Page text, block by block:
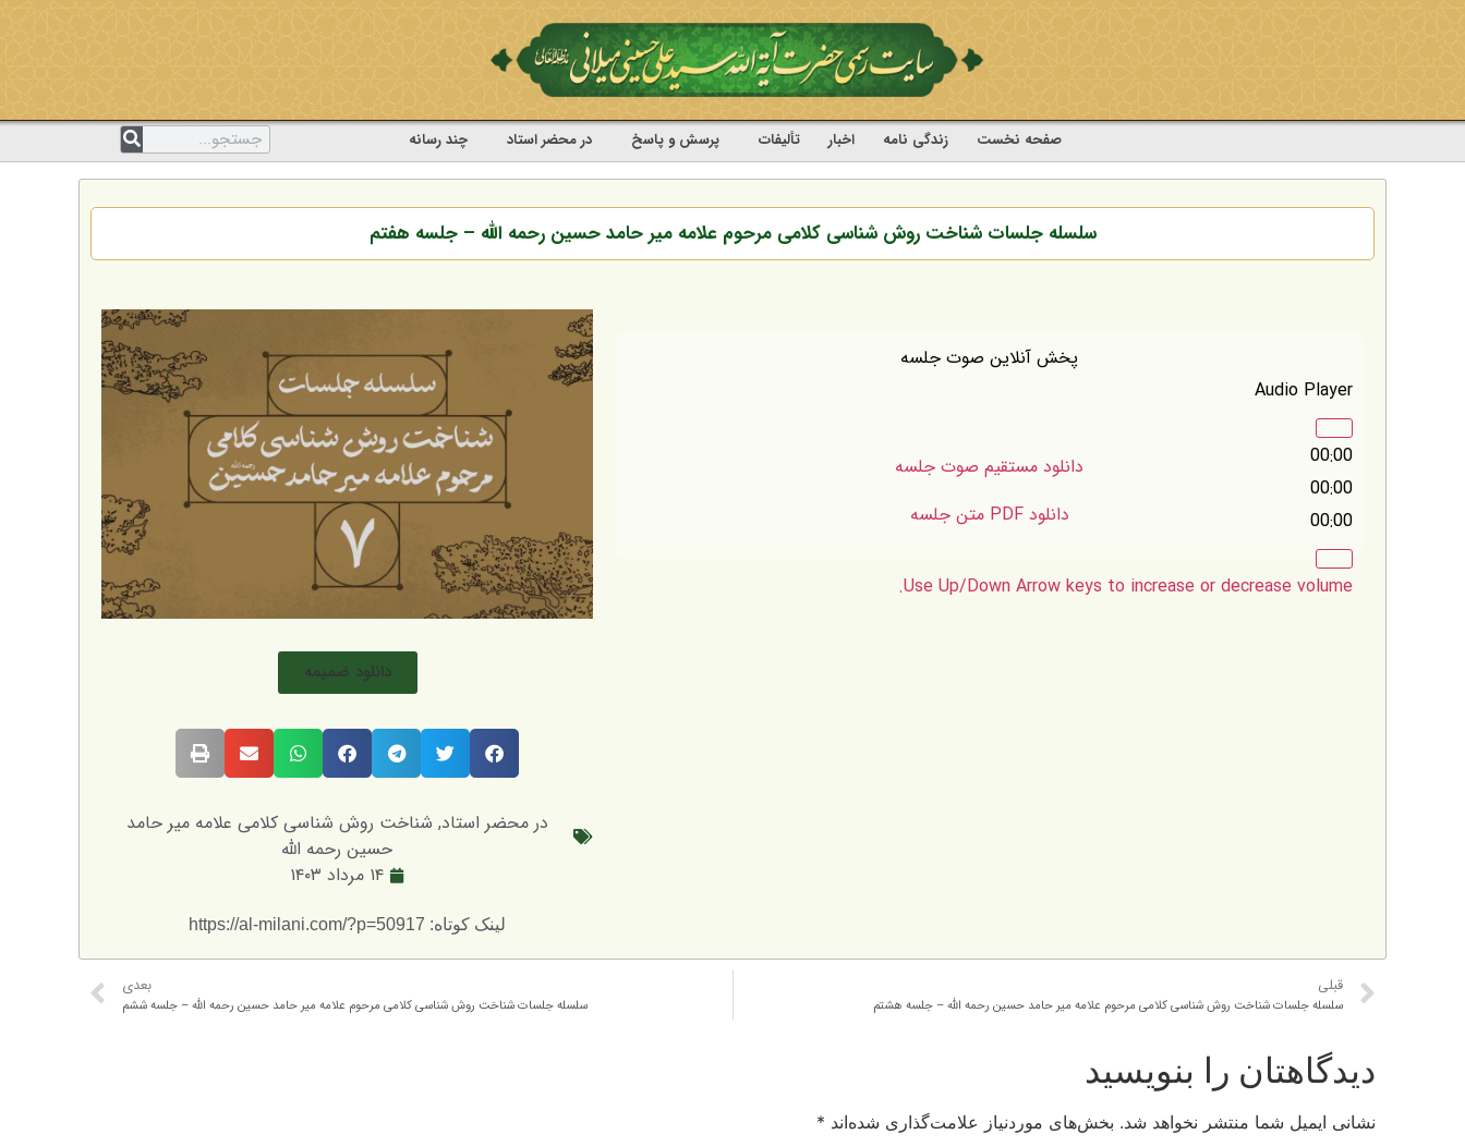
صفحه نخست زندگی نامه اخبار تألیفات پرسش و پاسخ در محضر استاد چند رسانه
سلسله جلسات شناخت روش شناسی کلامی مرحوم علامه میر حامد حسین رحمه الله – جلسه هفتم
پخش آنلاین صوت جلسه
Audio Player
00:00
00:00
00:00
Use Up/Down Arrow keys to increase or decrease volume.
دانلود مستقیم صوت جلسه
دانلود PDF متن جلسه
دانلود ضمیمه
در محضر استاد, شناخت روش شناسی کلامی علامه میر حامد
حسین رحمه الله
۱۴ مرداد ۱۴۰۳
لینک کوتاه: https://al-milani.com/?p=50917
قبلی
سلسله جلسات شناخت روش شناسی کلامی مرحوم علامه میر حامد حسین رحمه الله – جلسه هشتم
بعدی
سلسله جلسات شناخت روش شناسی کلامی مرحوم علامه میر حامد حسین رحمه الله – جلسه ششم
دیدگاهتان را بنویسید
نشانی ایمیل شما منتشر نخواهد شد. بخش‌های موردنیاز علامت‌گذاری شده‌اند *